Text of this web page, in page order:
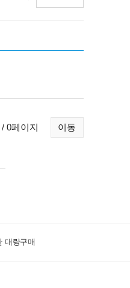
이동
/ 0페이지
대량구매